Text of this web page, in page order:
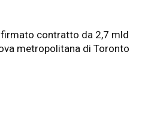
firmato contratto da 2,7 mld
metropolitana di Toronto